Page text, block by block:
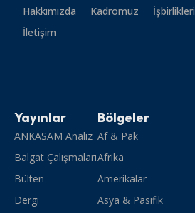
Hakkımızda Kadromuz İşbirlikleri
İletişim
Yayınlar
ANKASAM Analiz
Balgat Çalışmaları
Bülten
Dergi
Bölgeler
Af & Pak
Afrika
Amerikalar
Asya & Pasifik